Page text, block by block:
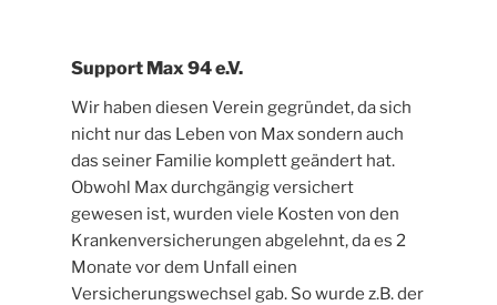
Support Max 94 e.V.
Wir haben diesen Verein gegründet, da sich
nicht nur das Leben von Max sondern auch
das seiner Familie komplett geändert hat.
Obwohl Max durchgängig versichert
gewesen ist, wurden viele Kosten von den
Krankenversicherungen abgelehnt, da es 2
Monate vor dem Unfall einen
Versicherungswechsel gab. So wurde z.B. der